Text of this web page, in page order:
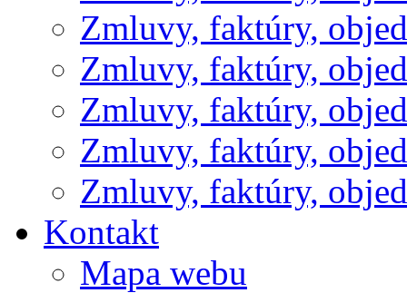
Zmluvy, faktúry,
Zmluvy, faktúry,
Zmluvy, faktúry,
Zmluvy, faktúry,
Zmluvy, faktúry,
Kontakt
Mapa webu